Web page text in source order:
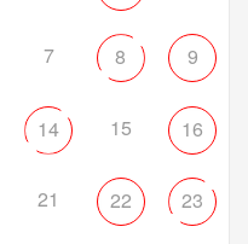
7 8 9
14 15 16
21 22 23